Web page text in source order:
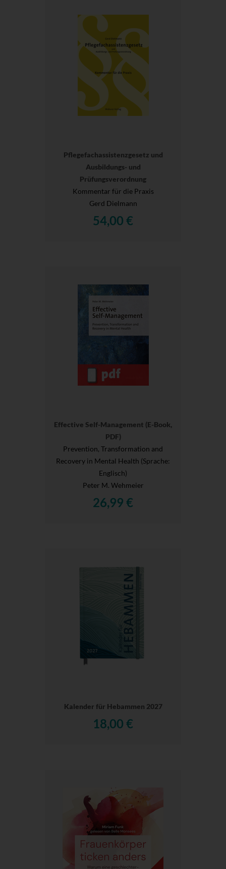
Pflegefachassistenzgesetz und
Ausbildungs- und
Prüfungsverordnung
Kommentar für die Praxis
Gerd Dielmann
54,00 €
Effective Self-Management (E-Book,
PDF)
Prevention, Transformation and
Recovery in Mental Health (Sprache:
Englisch)
Peter M. Wehmeier
26,99 €
Kalender für Hebammen 2027
18,00 €